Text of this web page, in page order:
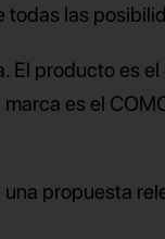
todas las
El producto es
es el
una propuesta